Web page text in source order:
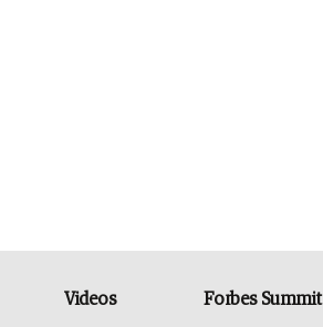
Videos Forbes Summit